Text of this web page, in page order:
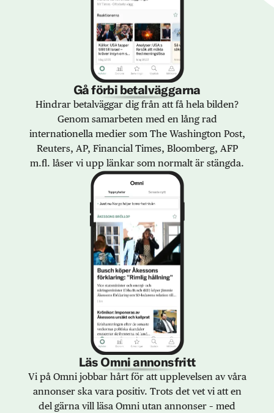
Gå förbi betalväggarna
Hindrar betalväggar dig från att få hela bilden?
Genom samarbeten med en lång rad
internationella medier som The Washington Post,
Reuters, AP, Financial Times, Bloomberg, AFP
m.fl. låser vi upp länkar som normalt är stängda.
Läs Omni annonsfritt
Vi på Omni jobbar hårt för att upplevelsen av våra
annonser ska vara positiv. Trots det vet vi att en
del gärna vill läsa Omni utan annonser – med